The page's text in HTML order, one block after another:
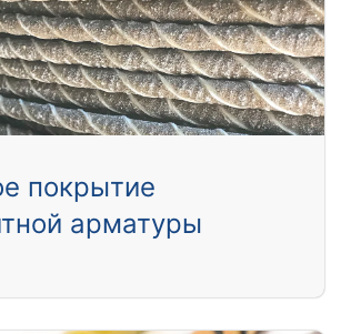
покрытие
арматуры